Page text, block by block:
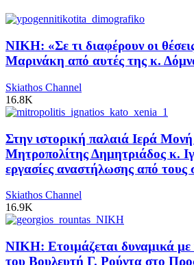
ΝΙΚΗ: «Σε τι διαφέρουν οι
Μαρινάκη από αυτές της κ.
Skiathos Channel
16.8K
Στην ιστορική παλαιά Ιερά
Μητροπολίτης Δημητριάδος κ.
εργασίες αναστήλωσης από τους
Skiathos Channel
16.9K
ΝΙΚΗ: Ετοιμάζεται δυναμικά με
του Βουλευτή Γ. Ρούντα στο